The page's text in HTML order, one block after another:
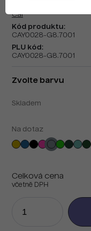
Cai
Kód produktu:
CAY0028-G8.7001
PLU kód:
CAY0028-G8.7001
Zvolte barvu
Skladem
Na dotaz
Celková cena
včetně DPH